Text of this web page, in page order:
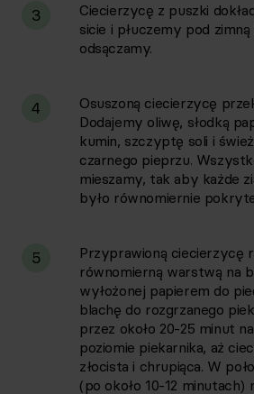
3
Ciecierzycę z puszki
sicie i płuczemy pod
odsączamy.
4
Osuszoną ciecierzycę
Dodajemy oliwę, słodką
kumin, szczyptę soli i
czarnego pieprzu.
mieszamy, tak aby każde
było równomiernie
5
Przyprawioną ciecierzycę
równomierną warstwą na
wyłożonej papierem do
blachę do rozgrzanego
przez około 20-25 minut
poziomie piekarnika, aż
złocista i chrupiąca. W
(po około 10-12 minutach)